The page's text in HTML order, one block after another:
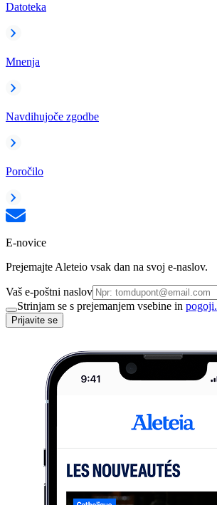
Datoteka
Mnenja
Navdihujoče zgodbe
Poročilo
E-novice
Prejemajte Aleteio vsak dan na svoj e-naslov.
Vaš e-poštni naslov
Strinjam se s prejemanjem vsebine in pogoji.
Prijavite se